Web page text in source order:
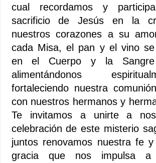
cual recordamos y
sacrificio de Jesús en la
nuestros corazones a su
cada Misa, el pan y el vino se
en el Cuerpo y la
alimentándonos
fortaleciendo nuestra
con nuestros hermanos y
Te invitamos a unirte a
celebración de este misterio
juntos renovamos nuestra fe
gracia que nos impulsa a